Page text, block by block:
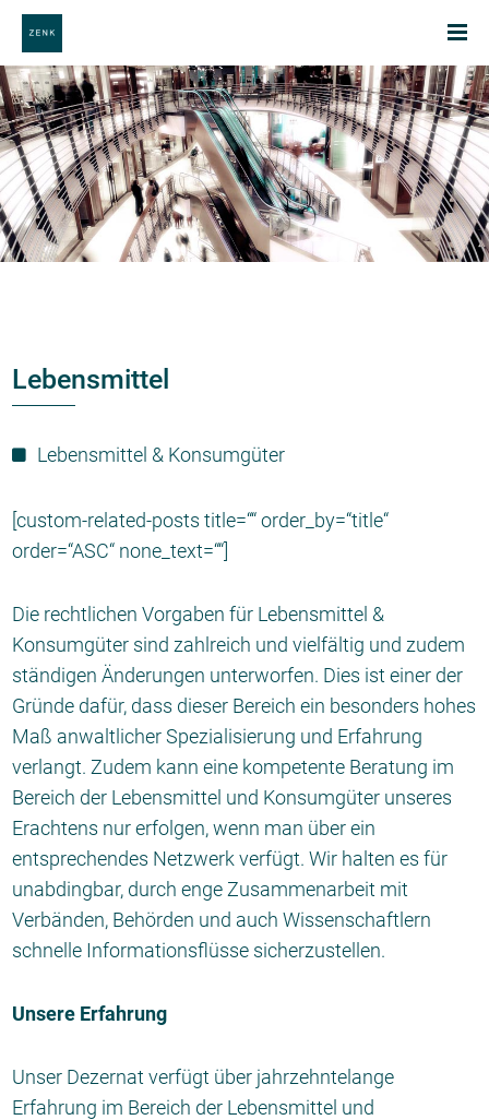
Lebensmittel
Lebensmittel & Konsumgüter
[custom-related-posts title=““ order_by=“title“
order=“ASC“ none_text=““]
Die rechtlichen Vorgaben für Lebensmittel &
Konsumgüter sind zahlreich und vielfältig und zudem
ständigen Änderungen unterworfen. Dies ist einer der
Gründe dafür, dass dieser Bereich ein besonders hohes
Maß anwaltlicher Spezialisierung und Erfahrung
verlangt. Zudem kann eine kompetente Beratung im
Bereich der Lebensmittel und Konsumgüter unseres
Erachtens nur erfolgen, wenn man über ein
entsprechendes Netzwerk verfügt. Wir halten es für
unabdingbar, durch enge Zusammenarbeit mit
Verbänden, Behörden und auch Wissenschaftlern
schnelle Informationsflüsse sicherzustellen.
Unsere Erfahrung
Unser Dezernat verfügt über jahrzehntelange
Erfahrung im Bereich der Lebensmittel und